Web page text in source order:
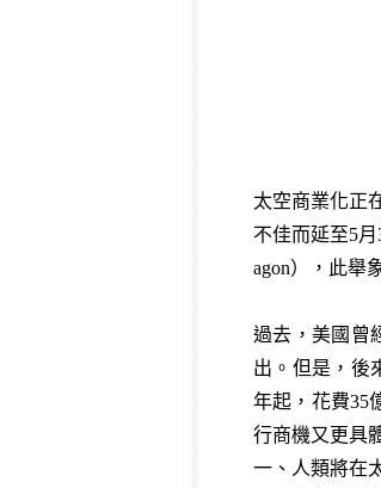
太空商業化正
不佳而延至5
agon），此舉
過去，美國曾
出。但是，後
年起，花費35
行商機又更具
一、人類將在